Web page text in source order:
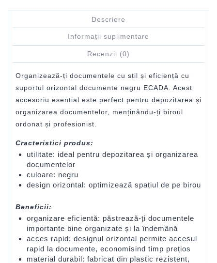
Descriere
Informații suplimentare
Recenzii (0)
Organizează-ți documentele cu stil și eficiență cu
suportul orizontal documente negru ECADA. Acest
accesoriu esențial este perfect pentru depozitarea și
organizarea documentelor, menținându-ți biroul
ordonat și profesionist.
Cracteristici produs:
utilitate: ideal pentru depozitarea și organizarea
documentelor
culoare: negru
design orizontal: optimizează spațiul de pe birou
Beneficii:
organizare eficientă: păstrează-ți documentele
importante bine organizate și la îndemână
acces rapid: designul orizontal permite accesul
rapid la documente, economisind timp prețios
material durabil: fabricat din plastic rezistent,